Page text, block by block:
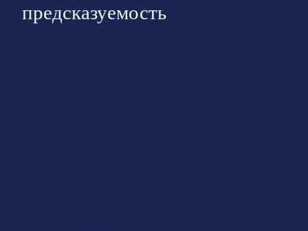
предсказуемость